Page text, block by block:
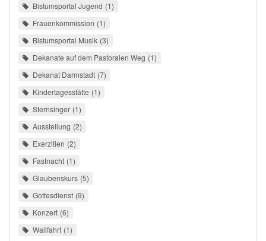
Bistumsportal Jugend 1
Frauenkommission 1
Bistumsportal Musik 3
Dekanate auf dem Pastoralen Weg 1
Dekanat Darmstadt 7
Kindertagesstätte 1
Sternsinger 1
Ausstellung 2
Exerzitien 2
Fastnacht 1
Glaubenskurs 5
Gottesdienst 9
Konzert 6
Wallfahrt 1